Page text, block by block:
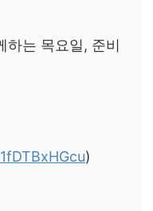
하는 목요일, 준비
)